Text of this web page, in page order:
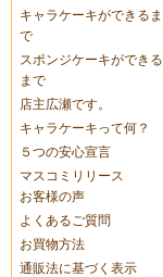
キャラケーキができるま
で
スポンジケーキができる
まで
店主広瀬です。
キャラケーキって何？
５つの安心宣言
マスコミリリース
お客様の声
よくあるご質問
お買物方法
通販法に基づく表示